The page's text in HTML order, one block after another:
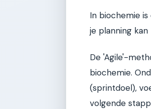
In biochemie
je planning kan
De 'Agile'-
biochemie.
(sprintdoel),
volgende